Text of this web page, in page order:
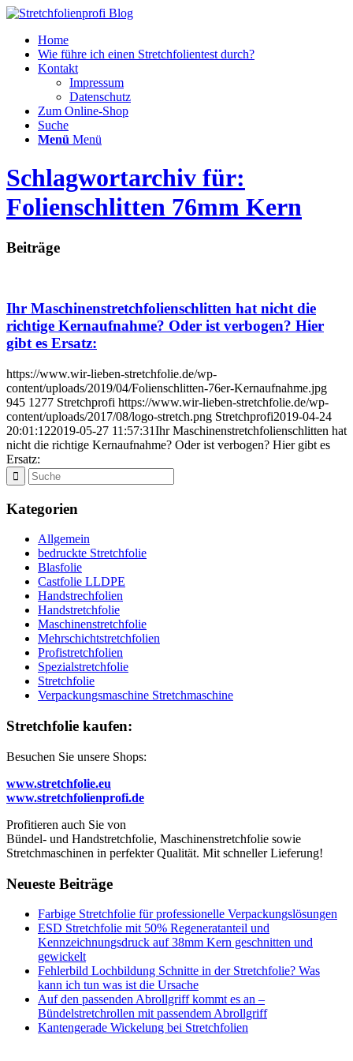
Home
Wie führe ich einen Stretchfolientest durch?
Kontakt
Impressum
Datenschutz
Zum Online-Shop
Suche
Menü Menü
Schlagwortarchiv für:
Folienschlitten 76mm Kern
Beiträge
Ihr Maschinenstretchfolienschlitten hat nicht die
richtige Kernaufnahme? Oder ist verbogen? Hier
gibt es Ersatz:
https://www.wir-lieben-stretchfolie.de/wp-
content/uploads/2019/04/Folienschlitten-76er-Kernaufnahme.jpg
945 1277 Stretchprofi https://www.wir-lieben-stretchfolie.de/wp-
content/uploads/2017/08/logo-stretch.png Stretchprofi2019-04-24
20:01:122019-05-27 11:57:31Ihr Maschinenstretchfolienschlitten hat
nicht die richtige Kernaufnahme? Oder ist verbogen? Hier gibt es
Ersatz:
Kategorien
Allgemein
bedruckte Stretchfolie
Blasfolie
Castfolie LLDPE
Handstrechfolien
Handstretchfolie
Maschinenstretchfolie
Mehrschichtstretchfolien
Profistretchfolien
Spezialstretchfolie
Stretchfolie
Verpackungsmaschine Stretchmaschine
Stretchfolie kaufen:
Besuchen Sie unsere Shops:
www.stretchfolie.eu
www.stretchfolienprofi.de
Profitieren auch Sie von
Bündel- und Handstretchfolie, Maschinenstretchfolie sowie
Stretchmaschinen in perfekter Qualität. Mit schneller Lieferung!
Neueste Beiträge
Farbige Stretchfolie für professionelle Verpackungslösungen
ESD Stretchfolie mit 50% Regeneratanteil und
Kennzeichnungsdruck auf 38mm Kern geschnitten und
gewickelt
Fehlerbild Lochbildung Schnitte in der Stretchfolie? Was
kann ich tun was ist die Ursache
Auf den passenden Abrollgriff kommt es an –
Bündelstretchrollen mit passendem Abrollgriff
Kantengerade Wickelung bei Stretchfolien